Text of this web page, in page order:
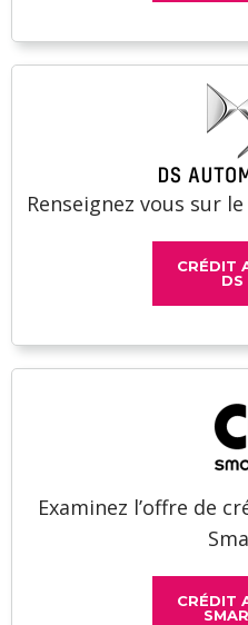
Renseignez vous sur
CRÉDIT
DS
Examinez l’offre de
CRÉDIT